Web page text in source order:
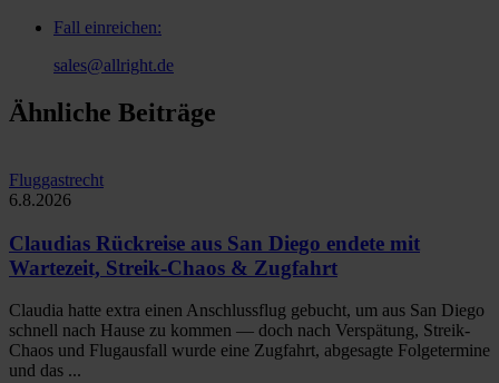
Fall einreichen:
sales@allright.de
Ähnliche Beiträge
Fluggastrecht
6.8.2026
Claudias Rückreise aus San Diego endete mit
Wartezeit, Streik-Chaos & Zugfahrt
Claudia hatte extra einen Anschlussflug gebucht, um aus San Diego
schnell nach Hause zu kommen — doch nach Verspätung, Streik-
Chaos und Flugausfall wurde eine Zugfahrt, abgesagte Folgetermine
und das ...